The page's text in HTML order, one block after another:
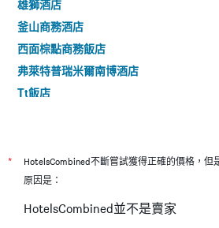
雄獅酒店
釜山商務酒店
西面棕點商務飯店
弗萊特普瑞米爾南博酒店
Tt飯店
Den Basta Central Hotel Seomyeon
西面區獵犬飯店－凡川店
Elmomento Gwangan
* HotelsCombined不斷嘗試獲得正確的價格，但
原因是：
HotelsCombined並不是賣家